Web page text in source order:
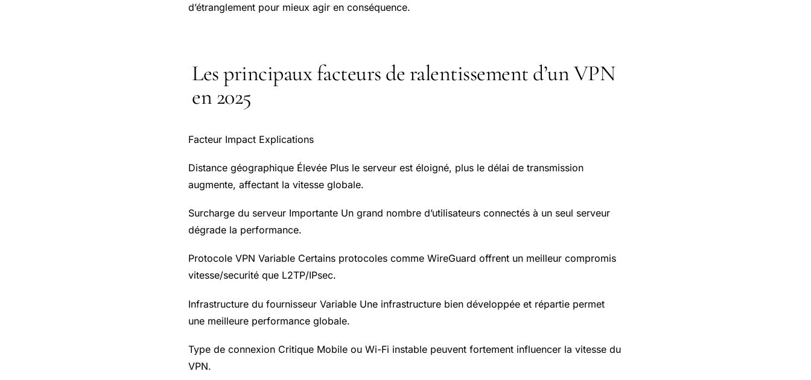
d’étranglement pour mieux agir en conséquence.
Les principaux facteurs de ralentissement d’un VPN
en 2025
Facteur Impact Explications
Distance géographique Élevée Plus le serveur est éloigné, plus le délai de transmission
augmente, affectant la vitesse globale.
Surcharge du serveur Importante Un grand nombre d’utilisateurs connectés à un seul serveur
dégrade la performance.
Protocole VPN Variable Certains protocoles comme WireGuard offrent un meilleur compromis
vitesse/securité que L2TP/IPsec.
Infrastructure du fournisseur Variable Une infrastructure bien développée et répartie permet
une meilleure performance globale.
Type de connexion Critique Mobile ou Wi-Fi instable peuvent fortement influencer la vitesse du
VPN.